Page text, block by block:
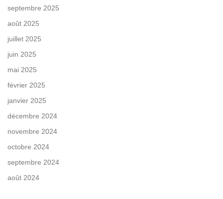
septembre 2025
août 2025
juillet 2025
juin 2025
mai 2025
février 2025
janvier 2025
décembre 2024
novembre 2024
octobre 2024
septembre 2024
août 2024